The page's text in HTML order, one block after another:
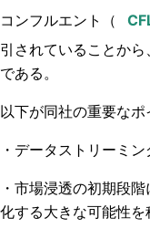
コンフルエント（
引されていることか
である。
以下が同社の重要なポ
・データストリーミ
・市場浸透の初期段
化する大きな可能性を